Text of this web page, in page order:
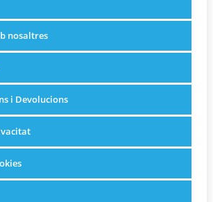
nosaltres
i Devolucions